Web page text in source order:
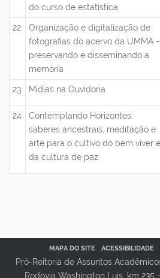
do curso de estatística
22
Organização e digitalização de
fotografias do acervo da UMMA -
preservando e disseminando a
memória
23 Mídias na Ouvidoria
24
Contemplando Horizontes:
saberes ancestrais, meditação e
arte para o cultivo do bem viver e
da cultura de paz
MAPA DO SITE ACESSIBILIDADE
Pró-Reitoria de Assuntos
Rodovia Washington Luis, km 235